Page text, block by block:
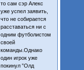
то сам сэр Алекс
уже успел заявить,
что не собирается
расставаться ни с
одним футболистом
своей
команды.Однако
один игрок уже
покинул ”Олд